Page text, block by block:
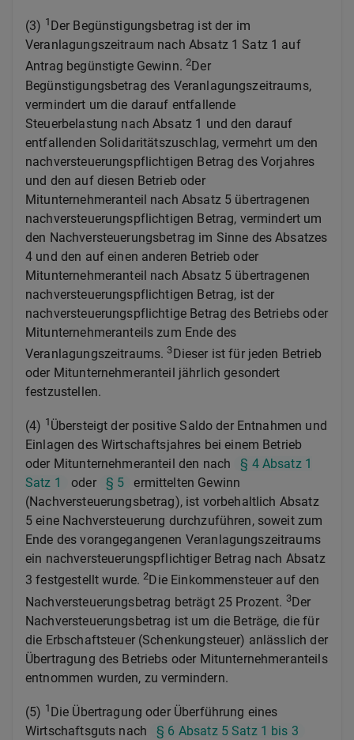
(3) 1 Der Begünstigungsbetrag ist der im
Veranlagungszeitraum nach Absatz 1 Satz 1 auf
Antrag begünstigte Gewinn.2 Der
Begünstigungsbetrag des Veranlagungszeitraums,
vermindert um die darauf entfallende
Steuerbelastung nach Absatz 1 und den darauf
entfallenden Solidaritätszuschlag, vermehrt um den
nachversteuerungspflichtigen Betrag des Vorjahres
und den auf diesen Betrieb oder
Mitunternehmeranteil nach Absatz 5 übertragenen
nachversteuerungspflichtigen Betrag, vermindert um
den Nachversteuerungsbetrag im Sinne des Absatzes
4 und den auf einen anderen Betrieb oder
Mitunternehmeranteil nach Absatz 5 übertragenen
nachversteuerungspflichtigen Betrag, ist der
nachversteuerungspflichtige Betrag des Betriebs oder
Mitunternehmeranteils zum Ende des
Veranlagungszeitraums. 3Dieser ist für jeden Betrieb
oder Mitunternehmeranteil jährlich gesondert
festzustellen.
(4) 1 Übersteigt der positive Saldo der Entnahmen und
Einlagen des Wirtschaftsjahres bei einem Betrieb
oder Mitunternehmeranteil den nach
§ 4 Absatz 1
Satz 1
oder § 5
ermittelten Gewinn
(Nachversteuerungsbetrag), ist vorbehaltlich Absatz
5 eine Nachversteuerung durchzuführen, soweit zum
Ende des vorangegangenen Veranlagungszeitraums
ein nachversteuerungspflichtiger Betrag nach Absatz
3 festgestellt wurde.2 Die Einkommensteuer auf den
Nachversteuerungsbetrag beträgt 25 Prozent. 3Der
Nachversteuerungsbetrag ist um die Beträge, die für
die Erbschaftsteuer (Schenkungsteuer) anlässlich der
Übertragung des Betriebs oder Mitunternehmeranteils
entnommen wurden, zu vermindern.
(5) 1 Die Übertragung oder Überführung eines
Wirtschaftsguts nach
§ 6 Absatz 5 Satz 1 bis 3